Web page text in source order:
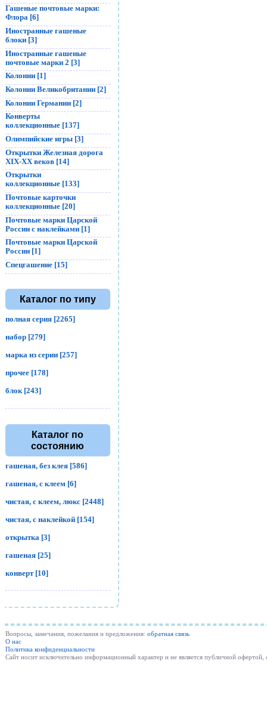
Гашеные почтовые марки:
Флора [6]
Иностранные гашеные
блоки [3]
Иностранные гашеные
почтовые марки 2 [3]
Колонии [1]
Колонии Великобритании [2]
Колонии Германии [2]
Конверты
коллекционные [137]
Олимпийские игры [3]
Открытки Железная дорога
XIX-XX веков [14]
Открытки
коллекционные [133]
Почтовые карточки
коллекционные [20]
Почтовые марки Царской
России с наклейками [1]
Почтовые марки Царской
России [1]
Спецгашение [15]
Каталог по типу
полная серия [2265]
набор [279]
марка из серии [257]
прочее [178]
блок [243]
Каталог по
состоянию
гашеная, без клея [586]
гашеная, с клеем [6]
чистая, с клеем, люкс [2448]
чистая, с наклейкой [154]
открытка [3]
гашеная [25]
конверт [10]
Вопросы, замечания, пожелания и предложения: обратная связь
О нас
Политика конфиденциальности
Cайт носит исключительно информационный характер и не является публичной